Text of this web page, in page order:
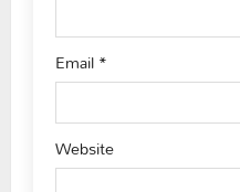
Email*
Website